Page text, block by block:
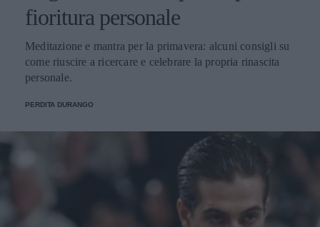
fioritura personale
Meditazione e mantra per la primavera: alcuni consigli su
come riuscire a ricercare e celebrare la propria rinascita
personale.
PERDITA DURANGO